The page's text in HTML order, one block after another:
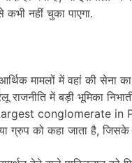
कभी नहीं चुका पाएगा.
मामलों में वहां की सेना
राजनीति में बड़ी भूमिका
conglomerate in
ग्रुप को कहा जाता है,